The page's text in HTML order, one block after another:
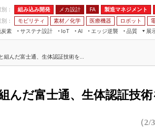
： 組み込み開発 メカ設計 FA 製造マネジメント
：
モビリティ 素材／化学 医療機器 ロボット
炭素
サステナ設計
IoT
AI
全
エッジ逆襲 品質
展
JIMTOF
IIFES
つながるクルマ
VR／AR
フィールドサービス
FA
モビリティ
組んだ富士通、生体認証技術を...
んだ富士通、生体認証技
（2/